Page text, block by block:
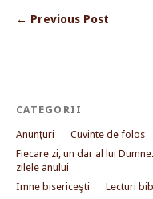
← Previous Post
CATEGORII
Anunţuri Cuvinte de folos
Fiecare zi, un dar al lui
zilele anului
Imne bisericeşti
Lecturi